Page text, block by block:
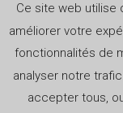
SUR
Ce site web utilise
améliorer votre
fonctionnalités de
analyser notre
accepter tous,